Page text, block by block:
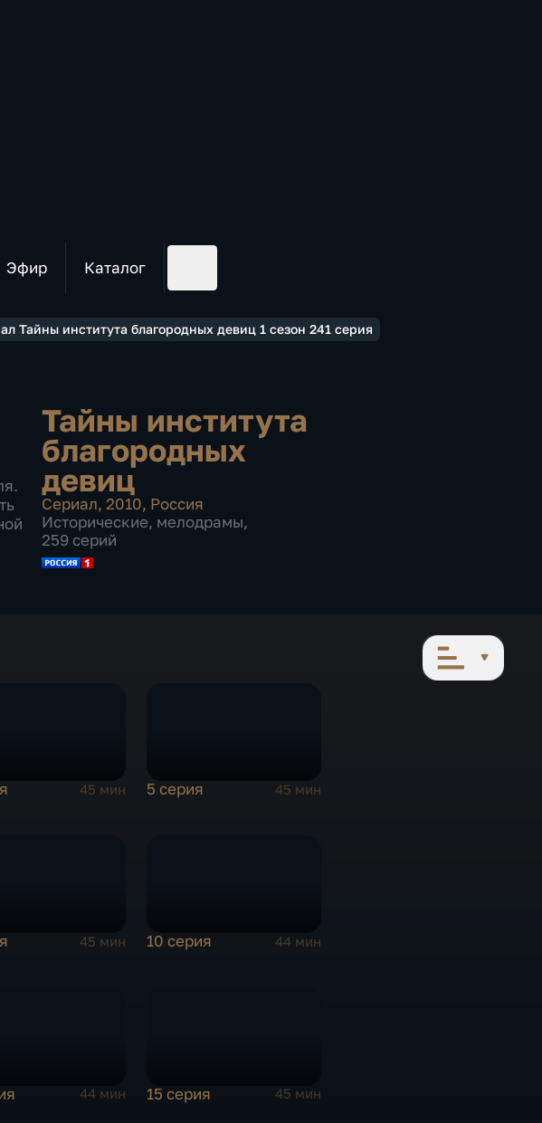
Эфир Каталог
Тайны института благородных девиц 1 сезон 241 серия
Тайны института
благородных
девиц
Сериал, 2010, Россия
Исторические, мелодрамы,
259 серий
45 мин 5 серия 45 мин
45 мин 10 серия 44 мин
44 мин 15 серия 45 мин